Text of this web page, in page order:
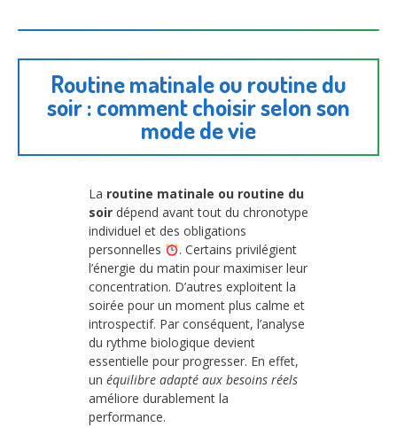
Routine matinale ou routine du
soir : comment choisir selon son
mode de vie
La routine matinale ou routine du
soir dépend avant tout du chronotype
individuel et des obligations
personnelles
. Certains privilégient
l’énergie du matin pour maximiser leur
concentration. D’autres exploitent la
soirée pour un moment plus calme et
introspectif. Par conséquent, l’analyse
du rythme biologique devient
essentielle pour progresser. En effet,
un équilibre adapté aux besoins réels
améliore durablement la
performance.